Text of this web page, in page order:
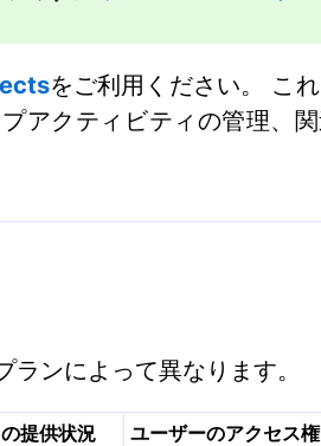
をご利用ください。 これ
アクティビティの管理、
ンによって異なります。
提供状況 ユーザーのアクセス権